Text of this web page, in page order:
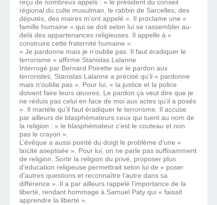
reçu de nombreux appels : « le président du conseil
régional du culte musulman, le rabbin de Sarcelles, des
députés, des maires m’ont appelé ». Il proclame une «
famille humaine » qui se doit selon lui se rassembler au-
delà des appartenances religieuses. Il appelle à «
construire cette fraternité humaine ».
« Je pardonne mais je n’oublie pas. Il faut éradiquer le
terrorisme » affirme Stanislas Lalanne
Interrogé par Bernard Poirette sur le pardon aux
terroristes, Stanislas Lalanne a précisé qu’il « pardonne
mais n’oublie pas ». Pour lui, « la justice et la police
doivent faire leurs œuvres. Le pardon ça veut dire que je
ne réduis pas celui en face de moi aux actes qu’il a posés
». Il martèle qu’il faut éradiquer le terrorisme. Il accuse
par ailleurs de blasphémateurs ceux qui tuent au nom de
la religion : « le blasphémateur c’est le couteau et non
pas le crayon ».
L’évêque a aussi pointé du doigt le problème d’une «
laïcité aseptisée ». Pour lui, on ne parle pas suffisamment
de religion. Sortir la religion du privé, proposer plus
d’éducation religieuse permettrait selon lui de « poser
d’autres questions et reconnaître l’autre dans sa
différence ». Il a par ailleurs rappelé l’importance de la
liberté, rendant hommage à Samuel Paty qui « faisait
apprendre la liberté ».